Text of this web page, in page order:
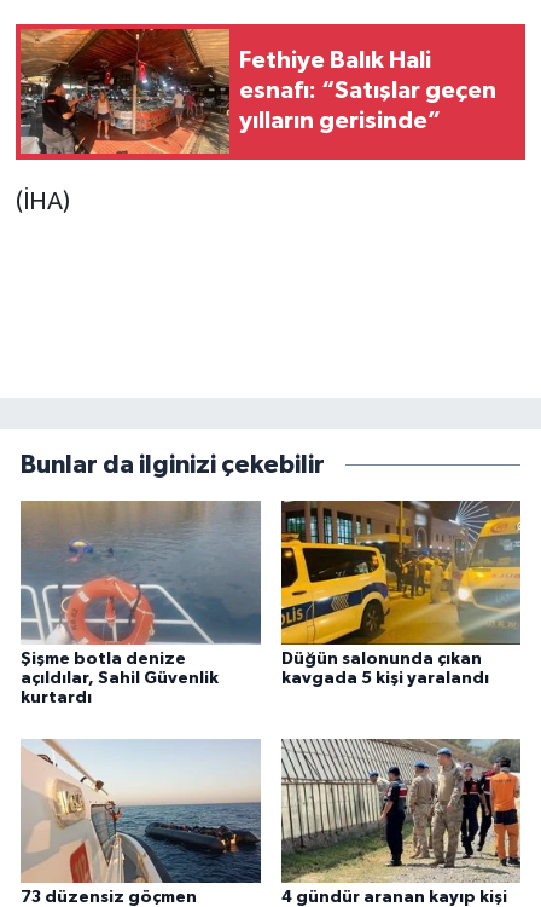
Fethiye Balık Hali
esnafı: “Satışlar geçen
yılların gerisinde”
(İHA)
Bunlar da ilginizi çekebilir
Şişme botla denize
açıldılar, Sahil Güvenlik
kurtardı
Düğün salonunda çıkan
kavgada 5 kişi yaralandı
73 düzensiz göçmen
4 gündür aranan kayıp kişi